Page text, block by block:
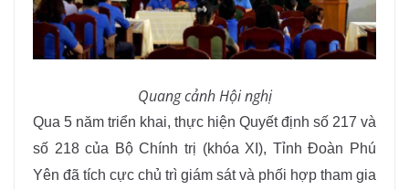
Quang cảnh Hội nghị
Qua 5 năm triển khai, thực hiện Quyết định số 217 và
số 218 của Bộ Chính trị (khóa XI), Tỉnh Đoàn Phú
Yên đã tích cực chủ trì giám sát và phối hợp tham gia